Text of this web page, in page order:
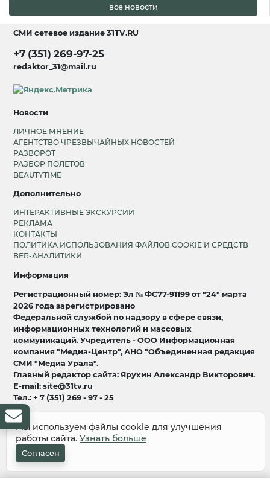
все новости
СМИ сетевое издание31TV.RU
+7 (351) 269-97-25
redaktor_31@mail.ru
Новости
ЛИЧНОЕ МНЕНИЕ
АГЕНТСТВО ЧРЕЗВЫЧАЙНЫХ НОВОСТЕЙ
РАЗВОРОТ
РАЗБОР ПОЛЕТОВ
BEAUTYTIME
Дополнительно
ИНТЕРАКТИВНЫЕ ЭКСКУРСИИ
РЕКЛАМА
КОНТАКТЫ
ПОЛИТИКА ИСПОЛЬЗОВАНИЯ ФАЙЛОВ COOKIE И СРЕДСТВ
ВЕБ-АНАЛИТИКИ
Информация
Регистрационный номер: Эл № ФС77-91199 от "24" марта
2026 года зарегистрировано
Федеральной службой по надзору в сфере связи,
информационных технологий и массовых
коммуникаций. Учредитель - ООО Информационная
компания "Медиа-Центр", АНО "Объединенная редакция
СМИ "Медиа Урала".
Главный редактор сайта: Ярухин Александр Викторович.
E-mail: site@31tv.ru
Тел.: + 7 (351) 269 - 97 - 25
18+
© 2008-2026 Все права защищены
разработка и продвижение:
Мы используем файлы cookie для улучшения
работы сайта. Узнать больше
Согласен